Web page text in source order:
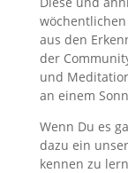
aus den
der
und
an einem
Wenn Du es
dazu ein
kennen zu